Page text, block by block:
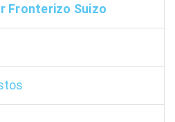
Fronterizo Suizo